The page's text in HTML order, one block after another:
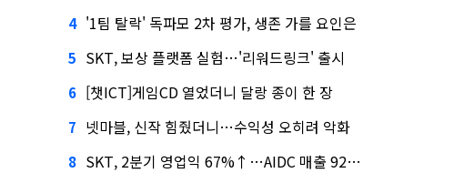
4 '1팀 탈락' 독파모 2차 평가, 생존 가를 요인은
5 SKT, 보상 플랫폼 실험…'리워드링크' 출시
6 [챗ICT]게임CD 열었더니 달랑 종이 한 장
7 넷마블, 신작 힘줬더니…수익성 오히려 악화
8 SKT, 2분기 영업익 67%↑…AIDC 매출 92% 급증